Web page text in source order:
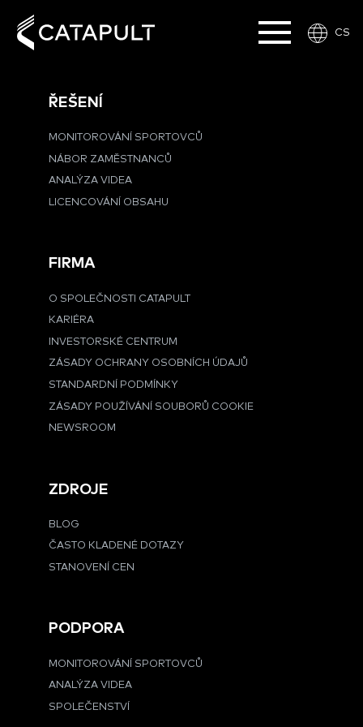
CS
ŘEŠENÍ
MONITOROVÁNÍ SPORTOVCŮ
NÁBOR ZAMĚSTNANCŮ
ANALÝZA VIDEA
LICENCOVÁNÍ OBSAHU
FIRMA
O SPOLEČNOSTI CATAPULT
KARIÉRA
INVESTORSKÉ CENTRUM
ZÁSADY OCHRANY OSOBNÍCH ÚDAJŮ
STANDARDNÍ PODMÍNKY
ZÁSADY POUŽÍVÁNÍ SOUBORŮ COOKIE
NEWSROOM
ZDROJE
BLOG
ČASTO KLADENÉ DOTAZY
STANOVENÍ CEN
PODPORA
MONITOROVÁNÍ SPORTOVCŮ
ANALÝZA VIDEA
SPOLEČENSTVÍ